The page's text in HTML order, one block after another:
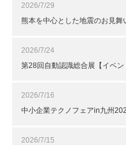
2026/7/29
熊本を中心とした地震のお見舞
2026/7/24
第28回自動認識総合展【イベン
2026/7/16
中小企業テクノフェアin九州
2026/7/15